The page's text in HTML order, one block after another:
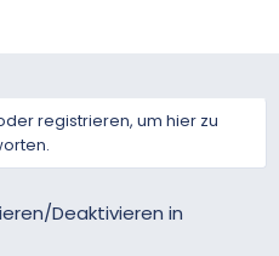
registrieren, um hier zu
Deaktivieren in